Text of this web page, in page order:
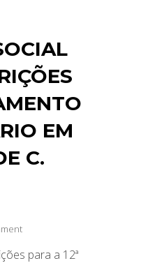
EM
C.
para a 12ª